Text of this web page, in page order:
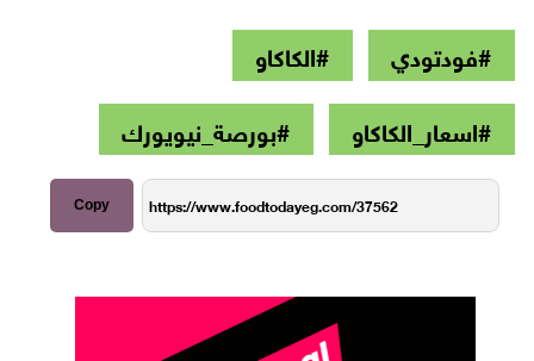
#فودتودي
#الكاكاو
#اسعار_الكاكاو
#بورصة_نيويورك
Copy